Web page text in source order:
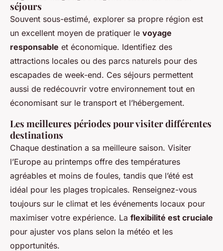
séjours
Souvent sous-estimé, explorer sa propre région est
un excellent moyen de pratiquer le voyage
responsable et économique. Identifiez des
attractions locales ou des parcs naturels pour des
escapades de week-end. Ces séjours permettent
aussi de redécouvrir votre environnement tout en
économisant sur le transport et l’hébergement.
Les meilleures périodes pour visiter différentes
destinations
Chaque destination a sa meilleure saison. Visiter
l’Europe au printemps offre des températures
agréables et moins de foules, tandis que l’été est
idéal pour les plages tropicales. Renseignez-vous
toujours sur le climat et les événements locaux pour
maximiser votre expérience. La flexibilité est cruciale
pour ajuster vos plans selon la météo et les
opportunités.